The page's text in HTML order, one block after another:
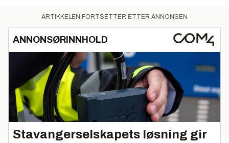
ARTIKKELEN FORTSETTER ETTER ANNONSEN
ANNONSØRINNHOLD
Stavangerselskapets løsning gir